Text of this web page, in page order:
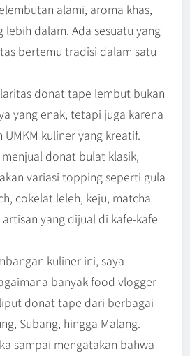
alami, aroma khas,
lebih dalam. Ada sesuatu yang
bertemu tradisi dalam satu
donat tape lembut bukan
yang enak, tetapi juga karena
kuliner yang kreatif.
donat bulat klasik,
variasi topping seperti gula
cokelat leleh, keju, matcha
yang dijual di kafe-kafe
kuliner ini, saya
banyak food vlogger
donat tape dari berbagai
Subang, hingga Malang.
sampai mengatakan bahwa